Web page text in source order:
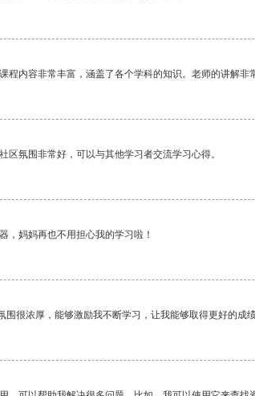
程内容非常丰富，涵盖了各个学科的知识。老师的讲解非
区氛围非常好，可以与其他学习者交流学习心得。
，妈妈再也不用担心我的学习啦！
围很浓厚，能够激励我不断学习，让我能够取得更好的成绩